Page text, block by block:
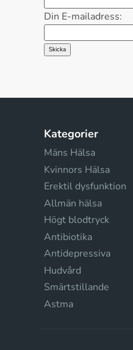
Din E-mailadress:
Kategorier
Mäns Hälsa
Kvinnors Hälsa
Erektil dysfunktion
Allmän hälsa
Högt blodtryck
Antibiotika
Antidepressiva
Hudvård
Smärtstillande
Astma